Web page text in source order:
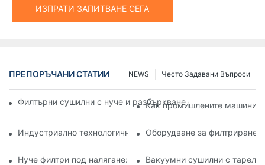
ИЗПРАТИ ЗАПИТВАНЕ СЕГА
ПРЕПОРЪЧАНИ СТАТИИ Често Задавани Въпроси
NEWS
Филтърни сушилни с нуче и разбъркване спрямо други
Как промишлените машини
Индустриално технологично оборудване: Иновации,
Оборудване за филтриране
Нуче филтри под налягане: Приложения в химическата и
Вакуумни сушилни с